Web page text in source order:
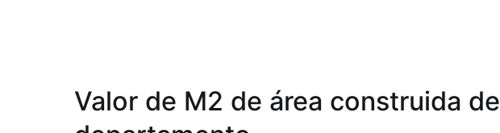
Valor de M2 de área construida de